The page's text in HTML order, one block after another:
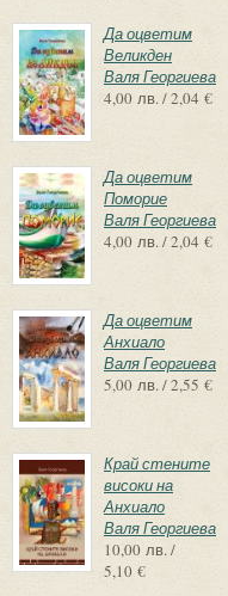
Да оцветим
Великден
Валя Георгиева
4,00 лв. / 2,04 €
Да оцветим
Поморие
Валя Георгиева
4,00 лв. / 2,04 €
Да оцветим
Анхиало
Валя Георгиева
5,00 лв. / 2,55 €
Край стените
високи на
Анхиало
Валя Георгиева
10,00 лв. /
5,10 €